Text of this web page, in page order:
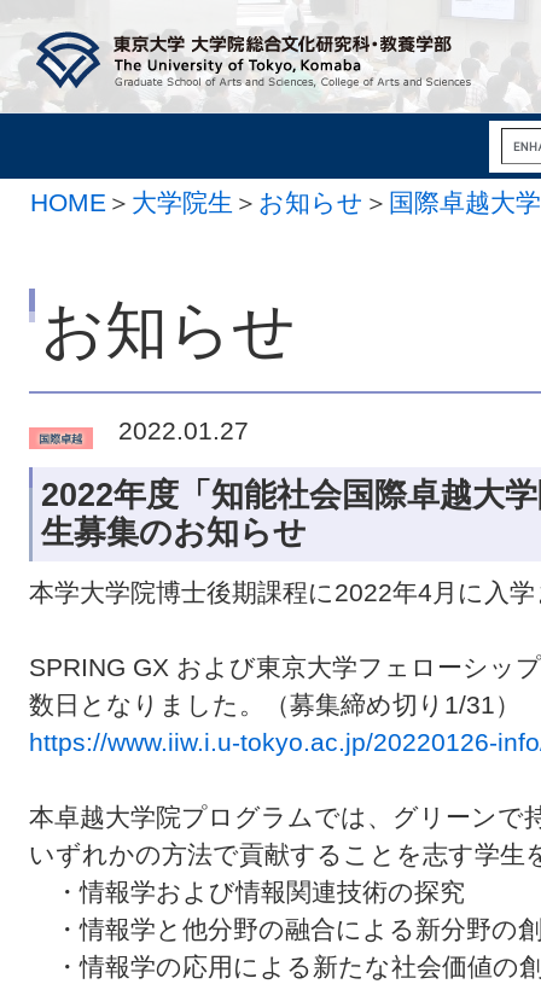
HOME ＞ 大学院生 ＞ お知らせ ＞ 国際卓越大
お知らせ
2022.01.27
2022年度「知能社会国際卓越大
生募集のお知らせ
本学大学院博士後期課程に2022年4月に入
SPRING GX および東京大学フェローシッ
数日となりました。（募集締め切り1/31）
https://www.iiw.i.u-tokyo.ac.jp/20220126-
本卓越大学院プログラムでは、グリーンで
いずれかの方法で貢献することを志す学生
・情報学および情報関連技術の探究
・情報学と他分野の融合による新分野の
・情報学の応用による新たな社会価値の